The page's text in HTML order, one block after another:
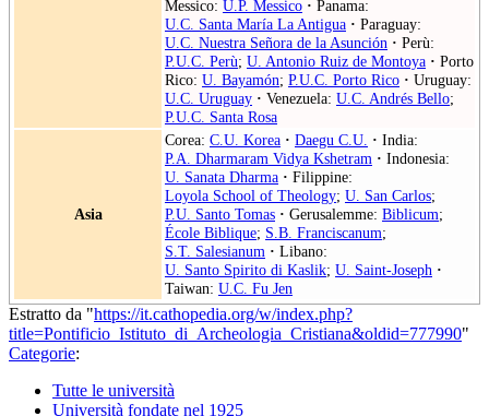
Messico: U.P. Messico · Panama:
U.C. Santa María La Antigua · Paraguay:
U.C. Nuestra Señora de la Asunción · Perù:
P.U.C. Perù; U. Antonio Ruiz de Montoya · Porto
Rico: U. Bayamón; P.U.C. Porto Rico · Uruguay:
U.C. Uruguay · Venezuela: U.C. Andrés Bello;
P.U.C. Santa Rosa
Asia
Corea: C.U. Korea · Daegu C.U. · India:
P.A. Dharmaram Vidya Kshetram · Indonesia:
U. Sanata Dharma · Filippine:
Loyola School of Theology; U. San Carlos;
P.U. Santo Tomas · Gerusalemme: Biblicum;
École Biblique; S.B. Franciscanum;
S.T. Salesianum · Libano:
U. Santo Spirito di Kaslik; U. Saint-Joseph ·
Taiwan: U.C. Fu Jen
Estratto da "https://it.cathopedia.org/w/index.php?
title=Pontificio_Istituto_di_Archeologia_Cristiana&oldid=777990"
Categorie:
Tutte le università
Università fondate nel 1925